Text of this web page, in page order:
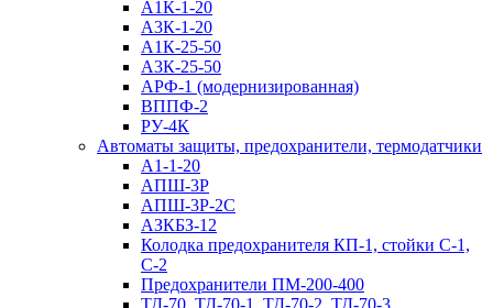
А1К-1-20
А3К-1-20
А1К-25-50
А3К-25-50
АРФ-1 (модернизированная)
ВППФ-2
РУ-4К
Автоматы защиты, предохранители, термодатчики
А1-1-20
АПШ-3Р
АПШ-3P-2С
АЗКБЗ-12
Колодка предохранителя КП-1, стойки С-1,
С-2
Предохранители ПМ-200-400